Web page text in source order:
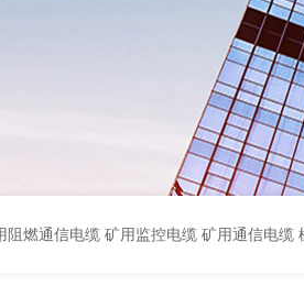
机电缆ZR-DJYPVP 2*2*0.75 ZR-DJYVP阻燃计算机电缆3*2*1.0 矿用阻燃控制电缆MKYJV-3*1.5 铠装阻燃矿用控制电缆MKYJV32 MKYJVP22矿用屏蔽铠装控